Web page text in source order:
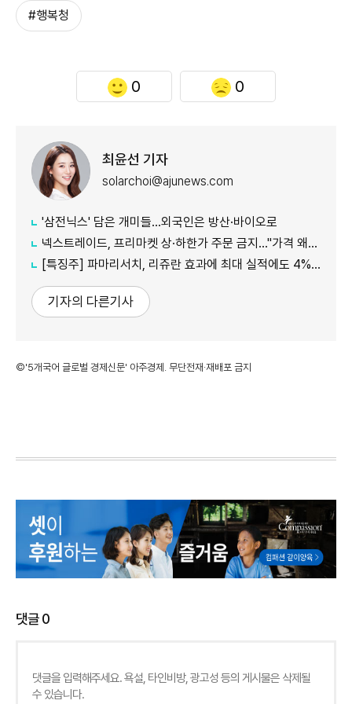
#행복청
0 0
최윤선 기자
solarchoi@ajunews.com
'삼전닉스' 담은 개미들…외국인은 방산·바이오로
넥스트레이드, 프리마켓 상·하한가 주문 금지…"가격 왜곡 방지"
[특징주] 파마리서치, 리쥬란 효과에 최대 실적에도 4%대 약세
기자의 다른기사
©'5개국어 글로벌 경제신문' 아주경제. 무단전재·재배포 금지
댓글0